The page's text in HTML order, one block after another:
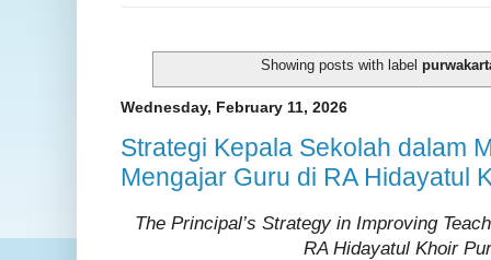
Showing posts with label
Wednesday, February 11, 2026
Strategi Kepala Sekolah dalam
Mengajar Guru di RA Hidayatul
The Principal’s Strategy in Improving
RA Hidayatul Khoir